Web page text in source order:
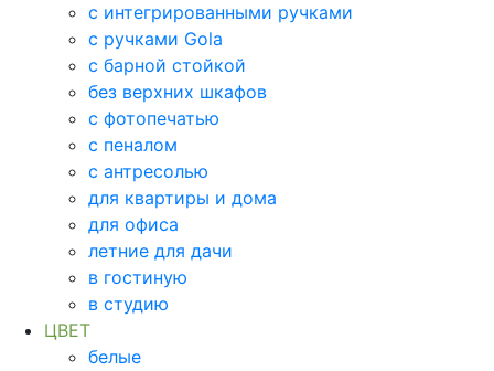
с интегрированными ручками
с ручками Gola
с барной стойкой
без верхних шкафов
с фотопечатью
с пеналом
с антресолью
для квартиры и дома
для офиса
летние для дачи
в гостиную
в студию
ЦВЕТ
белые